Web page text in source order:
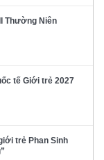
Thường Niên
tế Giới trẻ 2027
trẻ Phan Sinh